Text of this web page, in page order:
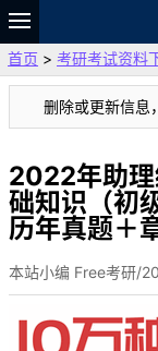
题库
故事
VIP
资料
首页 > 考研考试资料
删除或更新信
2022年助理
础知识（初
历年真题＋
本站小编 Free考研/